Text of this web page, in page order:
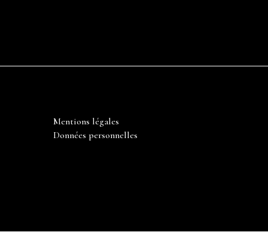
Mentions légales
Données personnelles